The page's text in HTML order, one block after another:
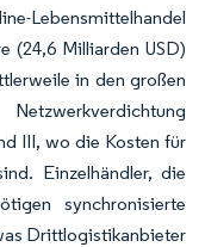
Lebensmittelhandel
(24,6 Milliarden USD)
in den großen
III, wo die Kosten für
Einzelhändler, die
synchronisierte
Drittlogistikanbieter